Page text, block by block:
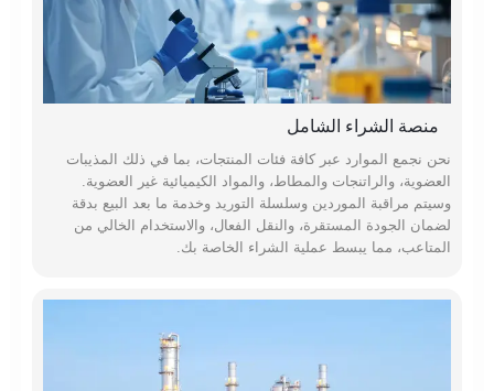
منصة الشراء الشامل
نحن نجمع الموارد عبر كافة فئات المنتجات، بما في ذلك المذيبات
العضوية، والراتنجات والمطاط، والمواد الكيميائية غير العضوية.
وسيتم مراقبة الموردين وسلسلة التوريد وخدمة ما بعد البيع بدقة
لضمان الجودة المستقرة، والنقل الفعال، والاستخدام الخالي من
المتاعب، مما يبسط عملية الشراء الخاصة بك.